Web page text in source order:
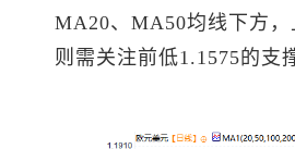
MA20、MA50均线下方
则需关注前低1.1575的支